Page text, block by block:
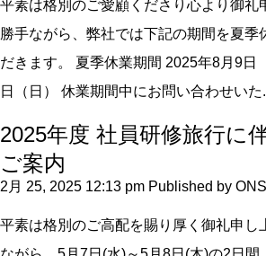
平素は格別のご愛顧くださり心より御礼
勝手ながら、弊社では下記の期間を夏季
だきます。 夏季休業期間 2025年8月9日
日（日） 休業期間中にお問い合わせいた
2025年度 社員研修旅行に
ご案内
2月 25, 2025 12:13 pm Published by
平素は格別のご高配を賜り厚く御礼申し